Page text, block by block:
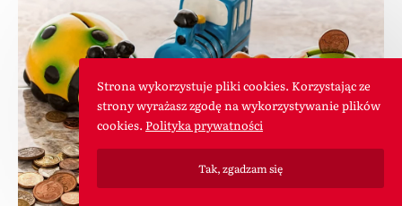
Strona wykorzystuje pliki cookies. Korzystając ze
strony wyrażasz zgodę na wykorzystywanie plików
cookies. Polityka prywatności
Tak, zgadzam się